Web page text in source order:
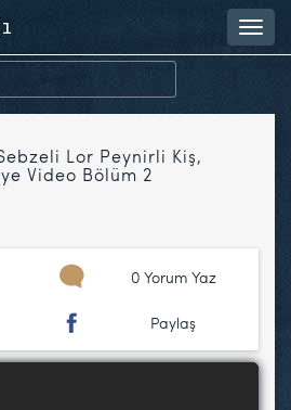
Lor Peynirli Kiş,
Video Bölüm 2
0 Yorum Yaz
Paylaş